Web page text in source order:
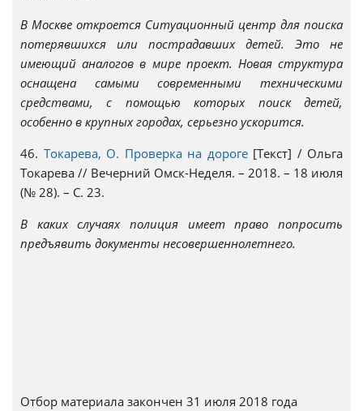
В Москве откроется Ситуационный центр для поиска
потерявшихся или пострадавших детей. Это не
имеющий аналогов в мире проект. Новая структура
оснащена самыми современными техническими
средствами, с помощью которых поиск детей,
особенно в крупных городах, серьезно ускорится.
46. Токарева, О. Проверка на дороге[Текст] / Ольга
Токарева // Вечерний Омск-Неделя. – 2018. – 18 июля
(№ 28). – С. 23.
В каких случаях полиция имеет право попросить
предъявить документы несовершеннолетнего.
Отбор материала закончен 31 июля 2018 года